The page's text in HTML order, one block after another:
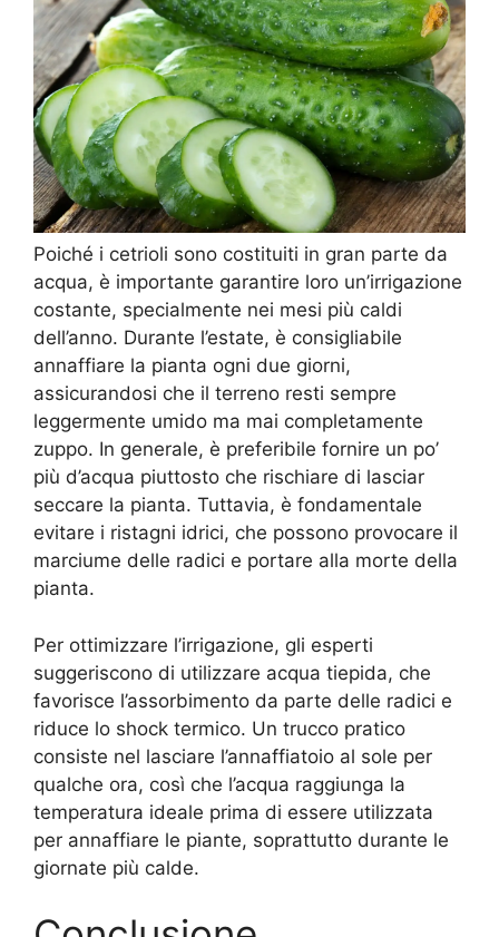
Poiché i cetrioli sono costituiti in gran parte da
acqua, è importante garantire loro un’irrigazione
costante, specialmente nei mesi più caldi
dell’anno. Durante l’estate, è consigliabile
annaffiare la pianta ogni due giorni,
assicurandosi che il terreno resti sempre
leggermente umido ma mai completamente
zuppo. In generale, è preferibile fornire un po’
più d’acqua piuttosto che rischiare di lasciar
seccare la pianta. Tuttavia, è fondamentale
evitare i ristagni idrici, che possono provocare il
marciume delle radici e portare alla morte della
pianta.
Per ottimizzare l’irrigazione, gli esperti
suggeriscono di utilizzare acqua tiepida, che
favorisce l’assorbimento da parte delle radici e
riduce lo shock termico. Un trucco pratico
consiste nel lasciare l’annaffiatoio al sole per
qualche ora, così che l’acqua raggiunga la
temperatura ideale prima di essere utilizzata
per annaffiare le piante, soprattutto durante le
giornate più calde.